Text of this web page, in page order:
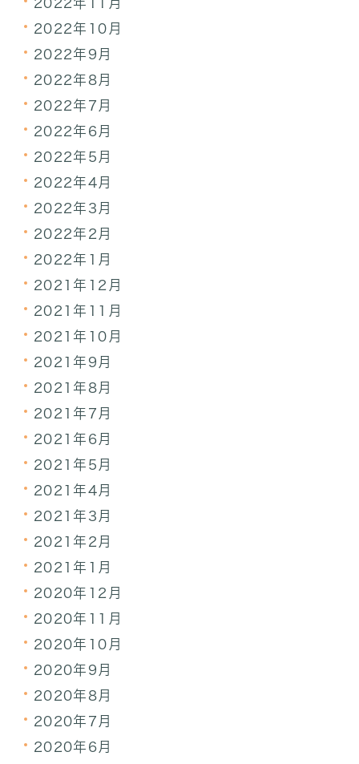
2022年10月
2022年9月
2022年8月
2022年7月
2022年6月
2022年5月
2022年4月
2022年3月
2022年2月
2022年1月
2021年12月
2021年11月
2021年10月
2021年9月
2021年8月
2021年7月
2021年6月
2021年5月
2021年4月
2021年3月
2021年2月
2021年1月
2020年12月
2020年11月
2020年10月
2020年9月
2020年8月
2020年7月
2020年6月